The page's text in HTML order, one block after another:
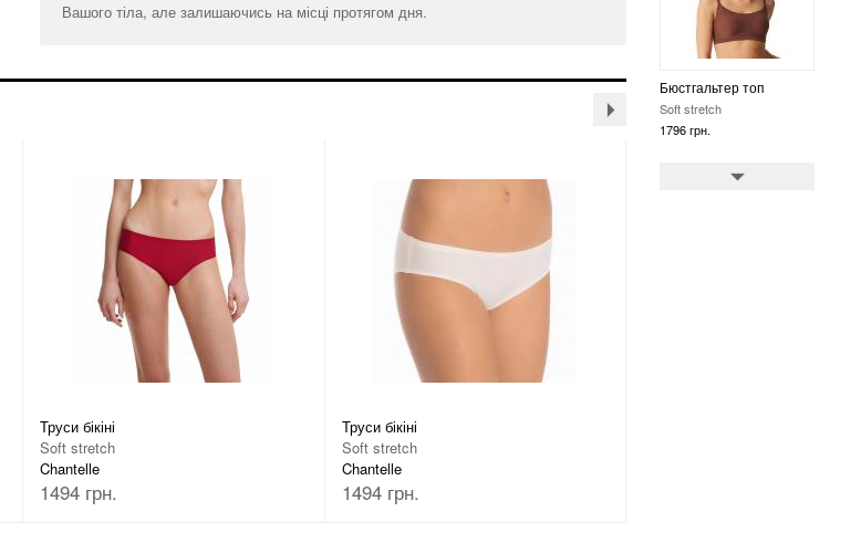
Бюстгальтер топ
Soft stretch
1078 грн.
Вашого тіла, але залишаючись на місці протягом дня.
Труси бікіні
Soft stretch
Chantelle
1494 грн.
Труси бікіні
Soft stretch
Chantelle
1494 грн.